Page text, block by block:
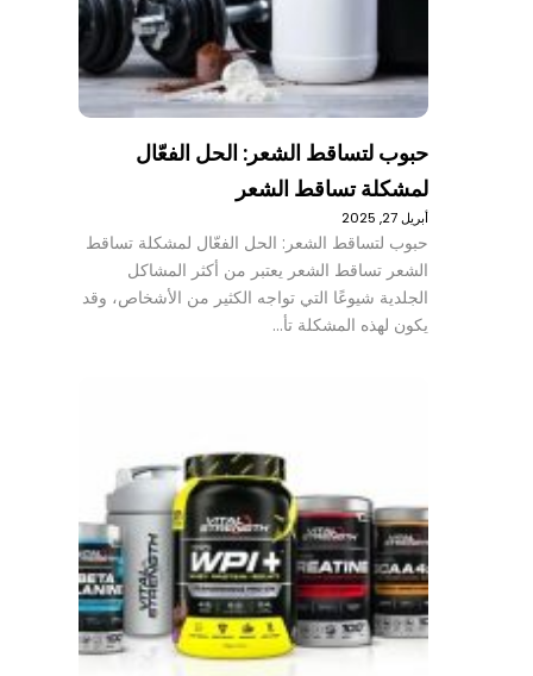
حبوب لتساقط الشعر: الحل الفعّال
لمشكلة تساقط الشعر
أبريل 27, 2025
حبوب لتساقط الشعر: الحل الفعّال لمشكلة تساقط
الشعر تساقط الشعر يعتبر من أكثر المشاكل
الجلدية شيوعًا التي تواجه الكثير من الأشخاص، وقد
يكون لهذه المشكلة تأ…